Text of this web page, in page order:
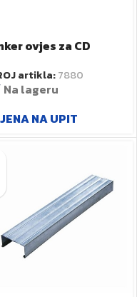
ovjes za CD
artikla:7880
Na lageru
NA UPIT